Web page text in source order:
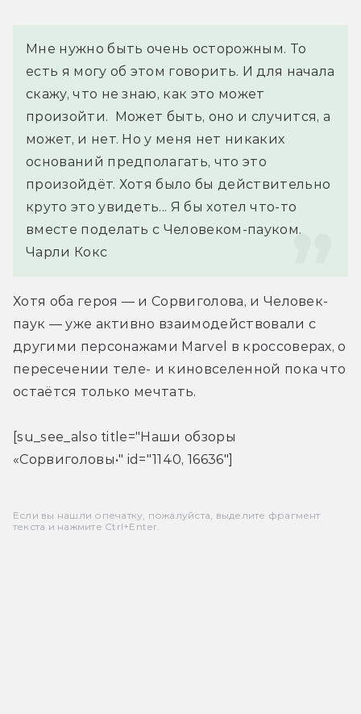
Мне нужно быть очень осторожным. То
есть я могу об этом говорить. И для начала
скажу, что не знаю, как это может
произойти.  Может быть, оно и случится, а
может, и нет. Но у меня нет никаких
оснований предполагать, что это
произойдёт. Хотя было бы действительно
круто это увидеть... Я бы хотел что-то
вместе поделать с Человеком-пауком.
Чарли Кокс
Хотя оба героя — и Сорвиголова, и Человек-
паук — уже активно взаимодействовали с
другими персонажами Marvel в кроссоверах, о
пересечении теле- и киновселенной пока что
остаётся только мечтать.
[su_see_also title="Наши обзоры
«Сорвиголовы•" id="1140, 16636"]
Если вы нашли опечатку, пожалуйста, выделите фрагмент
текста и нажмите Ctrl+Enter.